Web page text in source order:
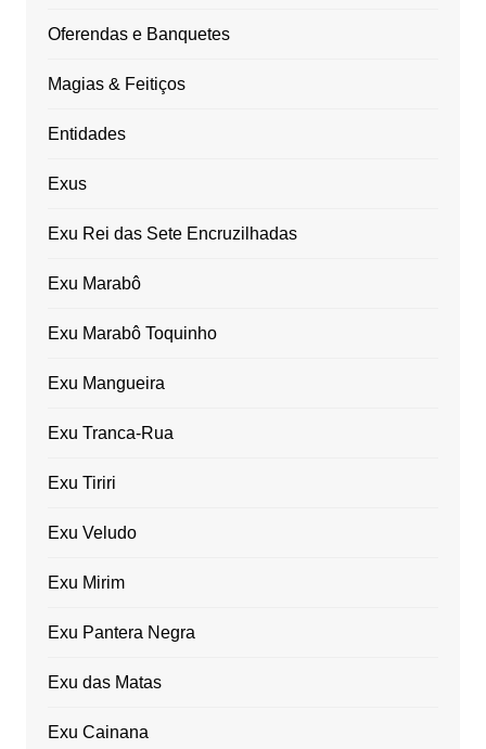
Oferendas e Banquetes
Magias & Feitiços
Entidades
Exus
Exu Rei das Sete Encruzilhadas
Exu Marabô
Exu Marabô Toquinho
Exu Mangueira
Exu Tranca-Rua
Exu Tiriri
Exu Veludo
Exu Mirim
Exu Pantera Negra
Exu das Matas
Exu Cainana